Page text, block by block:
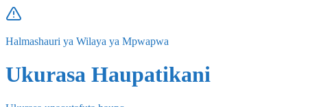
Halmashauri ya Wilaya ya Mpwapwa
Ukurasa Haupatikani